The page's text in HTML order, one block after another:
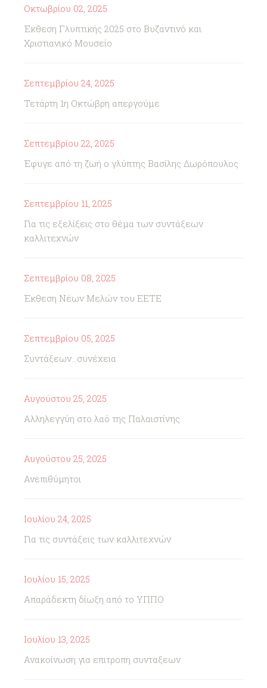
Οκτωβρίου 02, 2025
Έκθεση Γλυπτικής 2025 στο Βυζαντινό και
Χριστιανικό Μουσείο
Σεπτεμβρίου 24, 2025
Τετάρτη 1η Οκτώβρη απεργούμε
Σεπτεμβρίου 22, 2025
Έφυγε από τη ζωή ο γλύπτης Βασίλης Δωρόπουλος
Σεπτεμβρίου 11, 2025
Για τις εξελίξεις στο θέμα των συντάξεων
καλλιτεχνών
Σεπτεμβρίου 08, 2025
Έκθεση Νέων Μελών του ΕΕΤΕ
Σεπτεμβρίου 05, 2025
Συντάξεων...συνέχεια
Αυγούστου 25, 2025
Αλληλεγγύη στο λαό της Παλαιστίνης
Αυγούστου 25, 2025
Ανεπιθύμητοι
Ιουλίου 24, 2025
Για τις συντάξεις των καλλιτεχνών
Ιουλίου 15, 2025
Απαράδεκτη δίωξη από το ΥΠΠΟ
Ιουλίου 13, 2025
Ανακοίνωση για επιτροπη συνταξεων